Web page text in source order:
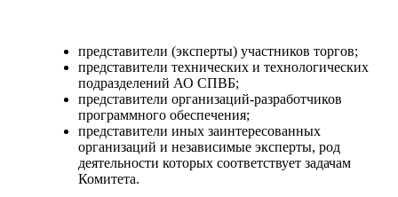
представители (эксперты) участников торгов;
представители технических и технологических
подразделений АО СПВБ;
представители организаций-разработчиков
программного обеспечения;
представители иных заинтересованных
организаций и независимые эксперты, род
деятельности которых соответствует задачам
Комитета.